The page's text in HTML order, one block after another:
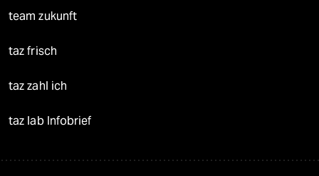
team zukunft
taz frisch
taz zahl ich
taz lab Infobrief